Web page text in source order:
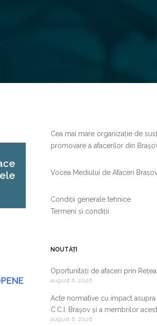
Cea mai mare organizație de
promovare a afacerilor din
Vocea Mediului de Afaceri
Condiții generale tehnice
Termeni și condiții
NOUTĂȚI
Oportunități de afaceri prin
august 6, 2026
Acte normative cu impact asupra
C.C.I. Brașov și a membrilor
29.07.2026-05.08.2026
august 6, 2026